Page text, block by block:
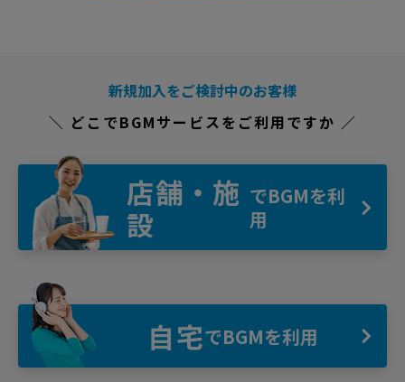
新規加入をご検討中のお客様
＼ どこでBGMサービスをご利用ですか ／
店舗・施
設
でBGMを利
用
自宅でBGMを利用